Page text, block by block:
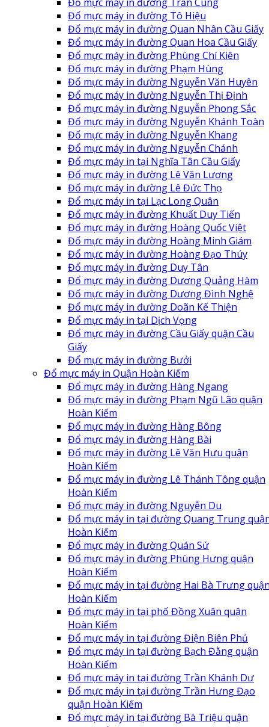
Đổ mực máy in đường Tô Hiệu
Đổ mực máy in đường Quan Nhân Cầu Giấy
Đổ mực máy in đường Quan Hoa Cầu Giấy
Đổ mực máy in đường Phùng Chí Kiên
Đổ mực máy in đường Phạm Hùng
Đổ mực máy in đường Nguyễn Văn Huyên
Đổ mực máy in đường Nguyễn Thị Định
Đổ mực máy in đường Nguyễn Phong Sắc
Đổ mực máy in đường Nguyễn Khánh Toàn
Đổ mực máy in đường Nguyễn Khang
Đổ mực máy in đường Nguyễn Chánh
Đổ mực máy in tại Nghĩa Tân Cầu Giấy
Đổ mực máy in đường Lê Văn Lương
Đổ mực máy in đường Lê Đức Thọ
Đổ mực máy in tại Lạc Long Quân
Đổ mực máy in đường Khuất Duy Tiến
Đổ mực máy in đường Hoàng Quốc Việt
Đổ mực máy in đường Hoàng Minh Giám
Đổ mực máy in đường Hoàng Đạo Thúy
Đổ mực máy in đường Duy Tân
Đổ mực máy in đường Dương Quảng Hàm
Đổ mực máy in đường Dương Đình Nghệ
Đổ mực máy in đường Doãn Kế Thiện
Đổ mực máy in tại Dịch Vọng
Đổ mực máy in đường Cầu Giấy quận Cầu
Giấy
Đổ mực máy in đường Bưởi
Đổ mực máy in Quận Hoàn Kiếm
Đổ mực máy in đường Hàng Ngang
Đổ mực máy in đường Phạm Ngũ Lão quận
Hoàn Kiếm
Đổ mực máy in đường Hàng Bông
Đổ mực máy in đường Hàng Bài
Đổ mực máy in đường Lê Văn Hưu quận
Hoàn Kiếm
Đổ mực máy in đường Lê Thánh Tông quận
Hoàn Kiếm
Đổ mực máy in đường Nguyễn Du
Đổ mực máy in tại đường Quang Trung
Hoàn Kiếm
Đổ mực máy in đường Quán Sứ
Đổ mực máy in đường Phùng Hưng quận
Hoàn Kiếm
Đổ mực máy in tại đường Hai Bà Trưng
Hoàn Kiếm
Đổ mực máy in tại phố Đồng Xuân quận
Hoàn Kiếm
Đổ mực máy in tại đường Điện Biên Phủ
Đổ mực máy in tại đường Bạch Đằng quận
Hoàn Kiếm
Đổ mực máy in tại đường Trần Khánh Dư
Đổ mực máy in tại đường Trần Hưng Đạo
quận Hoàn Kiếm
Đổ mực máy in tại đường Bà Triệu quận